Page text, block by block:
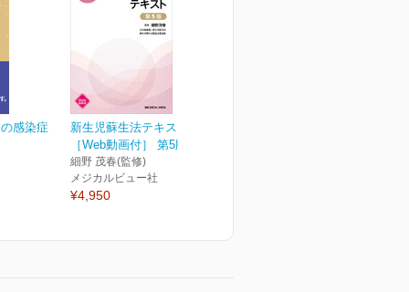
感染症
新生児蘇生法テキスト
［Web動画付］ 第5版
細野 茂春(監修)
メジカルビュー社
¥4,950